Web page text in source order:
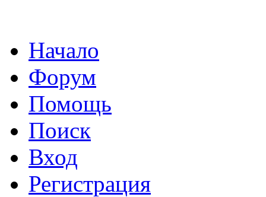
Начало
Форум
Помощь
Поиск
Вход
Регистрация